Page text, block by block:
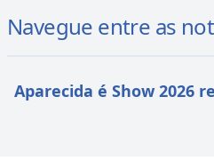
Navegue entre as
Aparecida é Show 2026